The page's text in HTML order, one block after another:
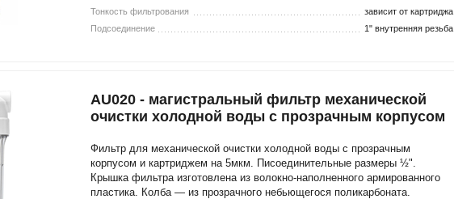
Тонкость фильтрования
зависит от картриджа
Подсоединение
1" внутренняя резьба
AU020 - магистральный фильтр механической
очистки холодной воды c прозрачным корпусом
Фильтр для механической очистки холодной воды с прозрачным
корпусом и картриджем на 5мкм. Писоединительные размеры ½".
Крышка фильтра изготовлена из волокно-наполненного армированного
пластика. Колба — из прозрачного небьющегося поликарбоната.